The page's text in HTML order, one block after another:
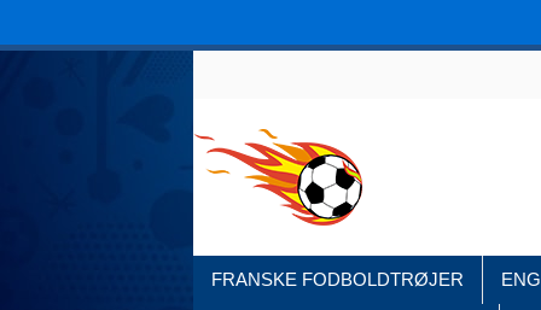
FRANSKE FODBOLDTRØJER